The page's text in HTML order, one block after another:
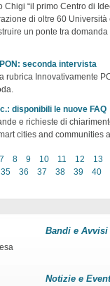
Chigi “il primo Centro di
di oltre 60
un ponte tra
seconda intervista
rubrica Innovativamente
disponibili le nuove FAQ
e richieste di
cities and communities
7 8 9 10 11 12 13
35 36 37 38 39 40
Bandi e Avvisi
Notizie e